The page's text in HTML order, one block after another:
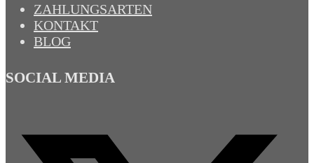
ZAHLUNGSARTEN
KONTAKT
BLOG
SOCIAL MEDIA